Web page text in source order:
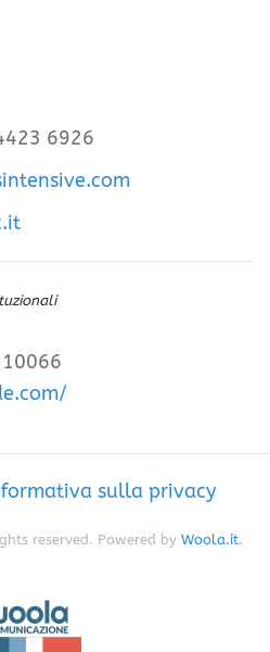
6926
sulla privacy
reserved. Powered by Woola.it.